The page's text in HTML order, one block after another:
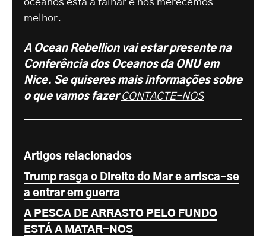
oceanos está a falhar e nós merecemos
melhor.
A Ocean Rebellion vai estar presente na
Conferência dos Oceanos da ONU em
Nice. Se quiseres mais informações sobre
o que vamos fazerCONTACTE-NOS
Artigos relacionados
Trump rasga o Direito do Mar e arrisca-se
a entrar em guerra
A PESCA DE ARRASTO PELO FUNDO
ESTÁ A MATAR-NOS